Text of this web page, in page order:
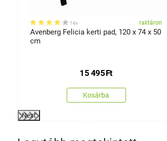
14x raktáron
Avenberg Felicia kerti pad, 120 x 74 x 50
cm
15 495Ft
Kosárba
Next